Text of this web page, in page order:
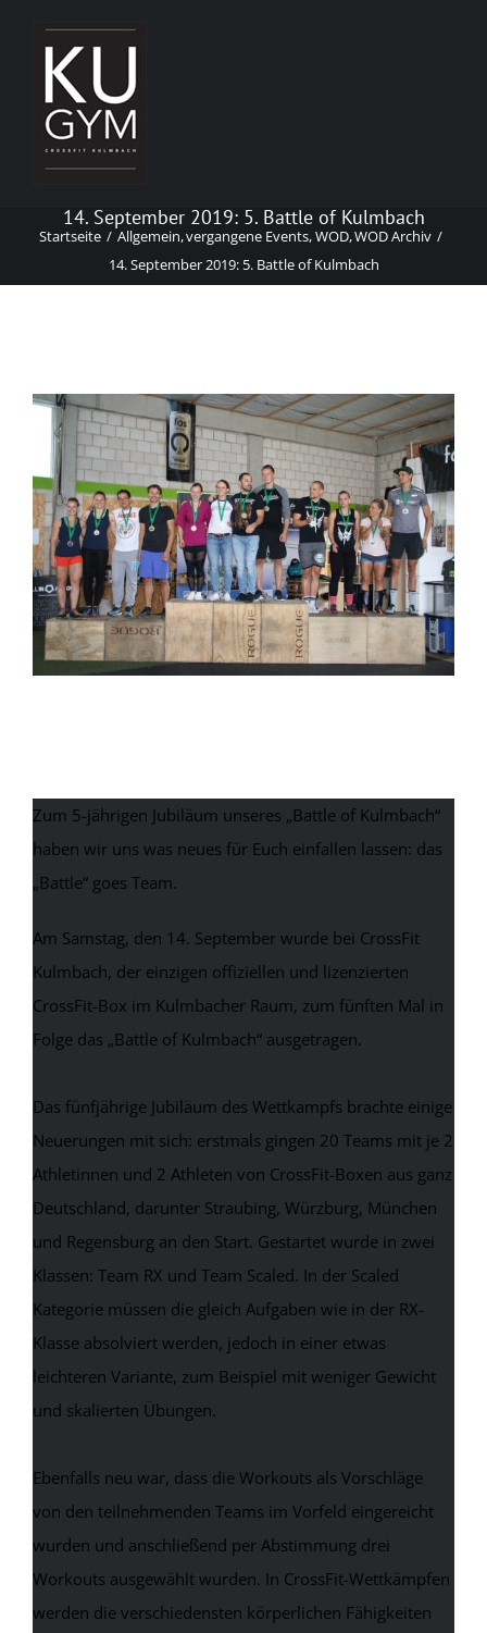
springen
14. September 2019: 5. Battle of Kulmbach
Startseite Allgemein vergangene Events WOD WOD Archiv
14. September 2019: 5. Battle of Kulmbach
Zeige
grösseres
Bild
Zum 5-jährigen Jubiläum unseres „Battle of Kulmbach“
haben wir uns was neues für Euch einfallen lassen: das
„Battle“ goes Team.
Am Samstag, den 14. September wurde bei CrossFit
Kulmbach, der einzigen offiziellen und lizenzierten
CrossFit-Box im Kulmbacher Raum, zum fünften Mal in
Folge das „Battle of Kulmbach“ ausgetragen.
Das fünfjährige Jubiläum des Wettkampfs brachte einige
Neuerungen mit sich: erstmals gingen 20 Teams mit je 2
Athletinnen und 2 Athleten von CrossFit-Boxen aus ganz
Deutschland, darunter Straubing, Würzburg, München
und Regensburg an den Start. Gestartet wurde in zwei
Klassen: Team RX und Team Scaled. In der Scaled
Kategorie müssen die gleich Aufgaben wie in der RX-
Klasse absolviert werden, jedoch in einer etwas
leichteren Variante, zum Beispiel mit weniger Gewicht
und skalierten Übungen.
Ebenfalls neu war, dass die Workouts als Vorschläge
von den teilnehmenden Teams im Vorfeld eingereicht
wurden und anschließend per Abstimmung drei
Workouts ausgewählt wurden. In CrossFit-Wettkämpfen
werden die verschiedensten körperlichen Fähigkeiten